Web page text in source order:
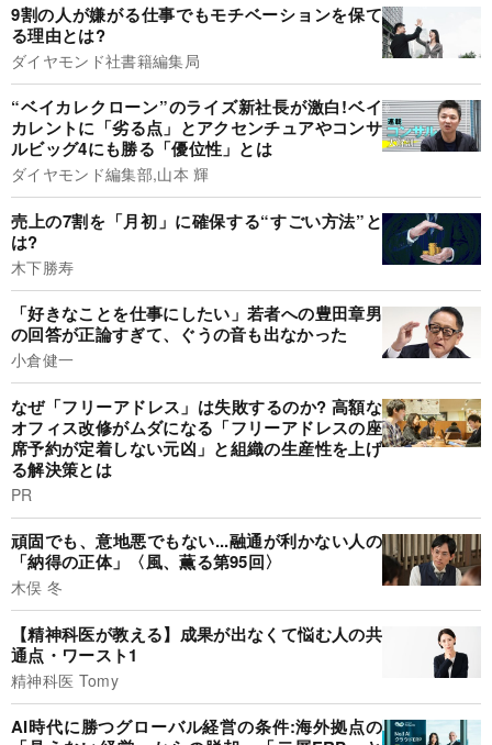
9割の人が嫌がる仕事でもモチベーションを保て
る理由とは?
ダイヤモンド社書籍編集局
“ベイカレクローン”のライズ新社長が激白!ベイ
カレントに「劣る点」とアクセンチュアやコンサ
ルビッグ4にも勝る「優位性」とは
ダイヤモンド編集部,山本 輝
売上の7割を「月初」に確保する“すごい方法”と
は?
木下勝寿
「好きなことを仕事にしたい」若者への豊田章男
の回答が正論すぎて、ぐうの音も出なかった
小倉健一
なぜ「フリーアドレス」は失敗するのか? 高額な
オフィス改修がムダになる「フリーアドレスの座
席予約が定着しない元凶」と組織の生産性を上げ
る解決策とは
PR
頑固でも、意地悪でもない...融通が利かない人の
「納得の正体」〈風、薫る第95回〉
木俣 冬
【精神科医が教える】成果が出なくて悩む人の共
通点・ワースト1
精神科医 Tomy
AI時代に勝つグローバル経営の条件:海外拠点の